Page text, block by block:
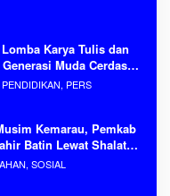
Karya Tulis dan
Muda Cerdas
PERS
Kemarau, Pemkab
Batin Lewat Shalat
Hujan
SOSIAL